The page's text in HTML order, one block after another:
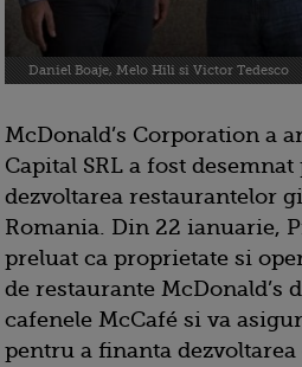
Daniel Boaje, Melo Hili si Victor Tedesco
McDonald’s Corporation a
Capital SRL a fost
dezvoltarea restaurantelor
Romania. Din 22 ianuarie,
preluat ca proprietate si
de restaurante McDonald’s
cafenele McCafé si va
pentru a finanta